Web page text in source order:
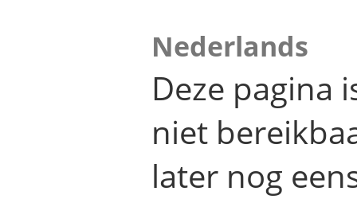
Nederlands
Deze pagina
niet
later nog